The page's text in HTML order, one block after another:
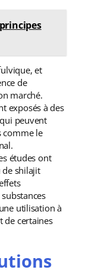
et
de
marché.
exposés à des
peuvent
comme le
études ont
de shilajit
utilisation à
de certaines